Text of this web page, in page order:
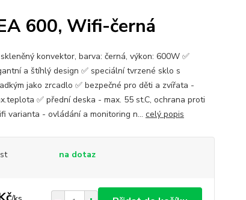
600, Wifi-černá
konvektor, barva: černá, výkon: 600W ✅
a štíhlý design ✅ speciální tvrzené sklo s
jako zrcadlo ✅ bezpečné pro děti a zvířata -
✅ přední deska - max. 55 st.C, ochrana proti
varianta - ovládání a monitoring n... celý popis
na dotaz